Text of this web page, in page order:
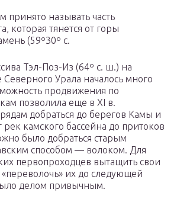
принято называть часть
которая тянется от горы
(59º30º с.
Тэл-Поз-Из (64º с. ш.) на
Урала началось много
продвижения по
позволила еще в XI в.
добраться до берегов Камы и
рек камского бассейна до притоков
было добраться старым
способом — волоком. Для
первопроходцев вытащить свои
их до следующей
делом привычным.